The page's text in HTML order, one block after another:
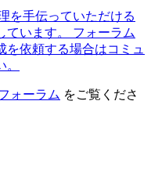
を手伝っていただける
ています。
フォーラム
を依頼する場合はコミュ
ォーラム をご覧くださ